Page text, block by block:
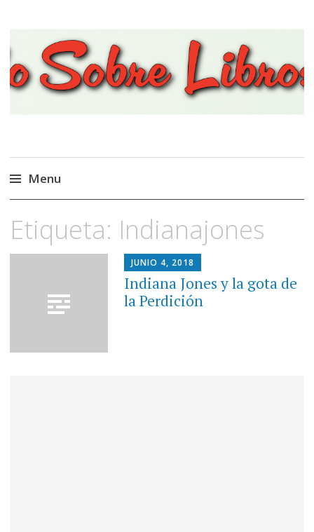
Viajando Sobre Libros
Menu
al
contenido
Etiqueta: Indianajones
JUNIO 4, 2018
Indiana Jones y la gota de
la Perdición